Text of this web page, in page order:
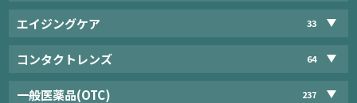
エイジングケア 33
コンタクトレンズ 64
一般医薬品(OTC) 237